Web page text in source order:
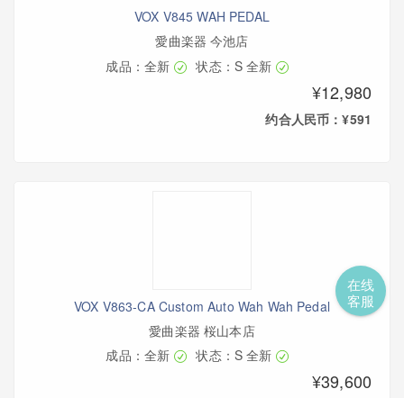
VOX V845 WAH PEDAL
愛曲楽器 今池店
成品：全新
状态：S 全新
¥12,980
约合人民币：¥591
VOX V863-CA Custom Auto Wah Wah Pedal
愛曲楽器 桜山本店
成品：全新
状态：S 全新
¥39,600
在线
客服